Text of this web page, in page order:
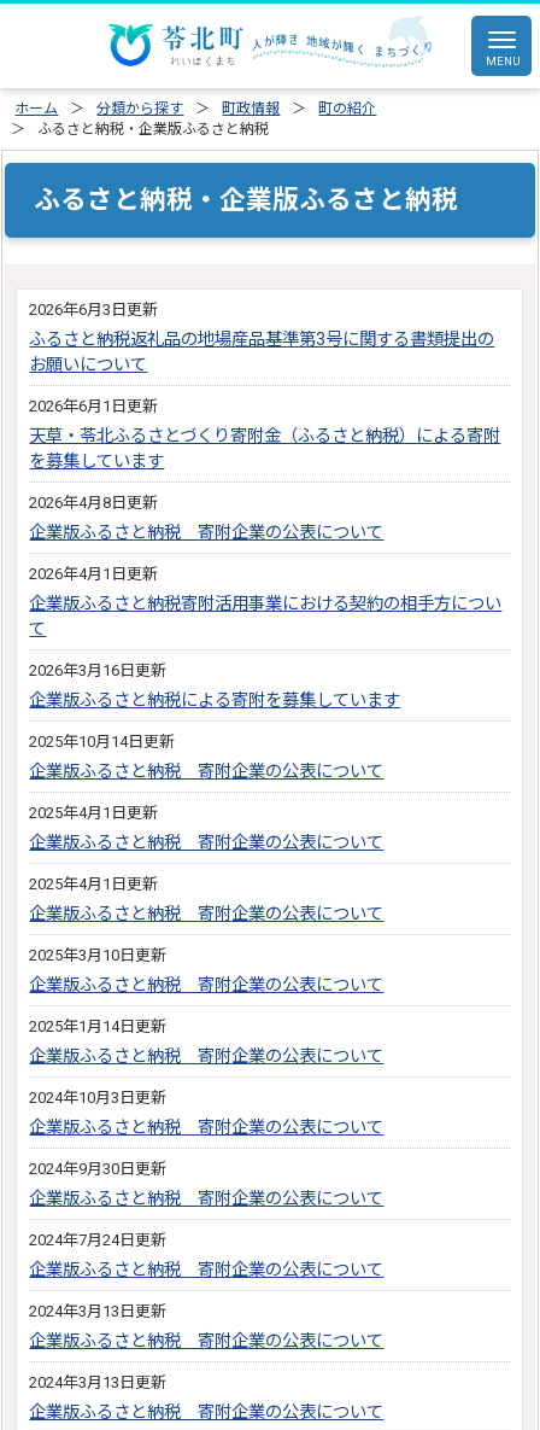
ホーム 分類から探す 町政情報
町の紹介
ふるさと納税・企業版ふるさと納税
ふるさと納税・企業版ふるさと納税
2026年6月3日更新
ふるさと納税返礼品の地場産品基準第3号に関する書類提出の
お願いについて
2026年6月1日更新
天草・苓北ふるさとづくり寄附金（ふるさと納税）による寄附
を募集しています
2026年4月8日更新
企業版ふるさと納税 寄附企業の公表について
2026年4月1日更新
企業版ふるさと納税寄附活用事業における契約の相手方につい
て
2026年3月16日更新
企業版ふるさと納税による寄附を募集しています
2025年10月14日更新
企業版ふるさと納税 寄附企業の公表について
2025年4月1日更新
企業版ふるさと納税 寄附企業の公表について
2025年4月1日更新
企業版ふるさと納税 寄附企業の公表について
2025年3月10日更新
企業版ふるさと納税 寄附企業の公表について
2025年1月14日更新
企業版ふるさと納税 寄附企業の公表について
2024年10月3日更新
企業版ふるさと納税 寄附企業の公表について
2024年9月30日更新
企業版ふるさと納税 寄附企業の公表について
2024年7月24日更新
企業版ふるさと納税 寄附企業の公表について
2024年3月13日更新
企業版ふるさと納税 寄附企業の公表について
2024年3月13日更新
企業版ふるさと納税 寄附企業の公表について